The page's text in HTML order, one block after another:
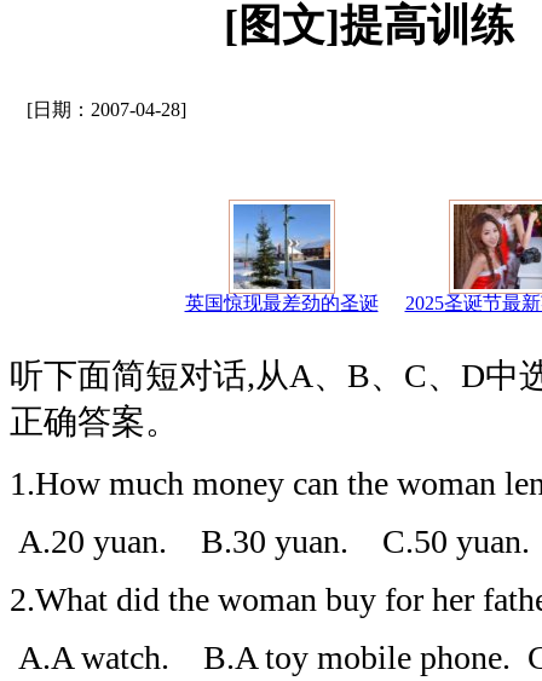
[图文]提高训练
[日期：2007-04-28]
英国惊现最差劲的圣诞 2025圣诞节最
听下面简短对话,从A、B、C、D中
正确答案。
1.How much money can the woman
A.20 yuan. B.30 yuan. C.50 yuan.
2.What did the woman buy for her
A.A watch. B.A toy mobile phone.